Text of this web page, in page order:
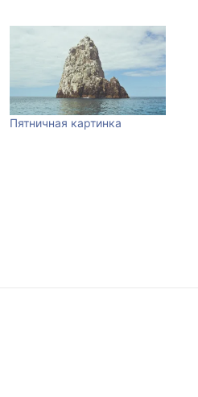
Пятничная картинка